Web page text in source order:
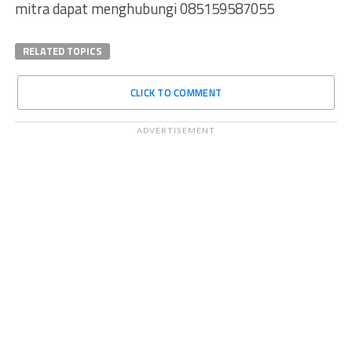
mitra dapat menghubungi 085159587055
RELATED TOPICS
CLICK TO COMMENT
ADVERTISEMENT